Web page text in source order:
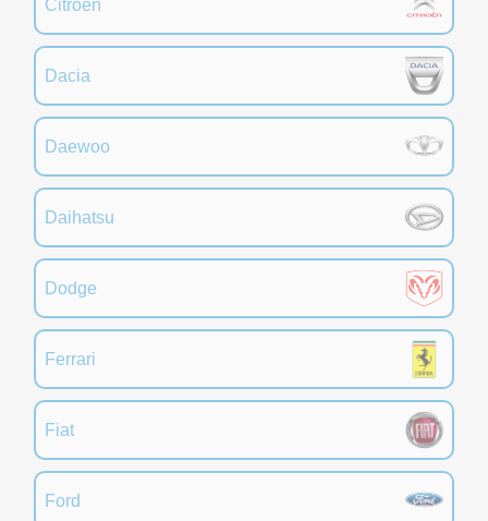
Citroen
Dacia
Daewoo
Daihatsu
Dodge
Ferrari
Fiat
Ford